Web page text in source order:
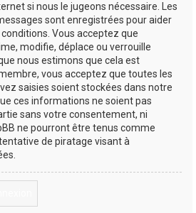
si nous le jugeons nécessaire. Les
sont enregistrées pour aider
Vous acceptez que
modifie, déplace ou verrouille
nous estimons que cela est
vous acceptez que toutes les
saisies soient stockées dans notre
ces informations ne soient pas
sans votre consentement, ni
ne pourront être tenus comme
de piratage visant à